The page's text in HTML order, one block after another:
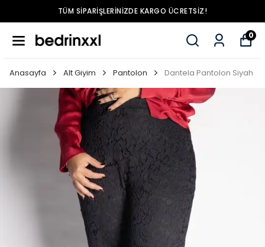
TÜM SIPARIŞLERINIZDE KARGO ÜCRETSIZ!
0
Anasayfa Alt Giyim Pantolon Dantela Pantolon Siyah